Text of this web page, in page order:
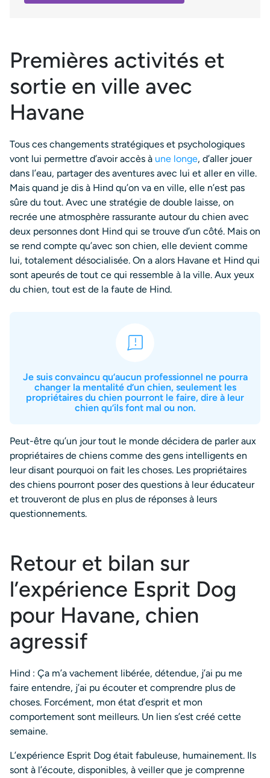
Premières activités et
sortie en ville avec
Havane
Tous ces changements stratégiques et psychologiques
vont lui permettre d’avoir accès à une longe, d’aller jouer
dans l’eau, partager des aventures avec lui et aller en ville.
Mais quand je dis à Hind qu’on va en ville, elle n’est pas
sûre du tout. Avec une stratégie de double laisse, on
recrée une atmosphère rassurante autour du chien avec
deux personnes dont Hind qui se trouve d’un côté. Mais on
se rend compte qu’avec son chien, elle devient comme
lui, totalement désocialisée. On a alors Havane et Hind qui
sont apeurés de tout ce qui ressemble à la ville. Aux yeux
du chien, tout est de la faute de Hind.
Je suis convaincu qu’aucun professionnel ne pourra
changer la mentalité d’un chien, seulement les
propriétaires du chien pourront le faire, dire à leur
chien qu’ils font mal ou non.
Peut-être qu’un jour tout le monde décidera de parler aux
propriétaires de chiens comme des gens intelligents en
leur disant pourquoi on fait les choses. Les propriétaires
des chiens pourront poser des questions à leur éducateur
et trouveront de plus en plus de réponses à leurs
questionnements.
Retour et bilan sur
l’expérience Esprit Dog
pour Havane, chien
agressif
Hind : Ça m’a vachement libérée, détendue, j’ai pu me
faire entendre, j’ai pu écouter et comprendre plus de
choses. Forcément, mon état d’esprit et mon
comportement sont meilleurs. Un lien s’est créé cette
semaine.
L’expérience Esprit Dog était fabuleuse, humainement. Ils
sont à l’écoute, disponibles, à veiller que je comprenne